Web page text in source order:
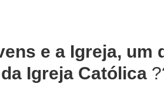
e a Igreja,
Igreja Católica